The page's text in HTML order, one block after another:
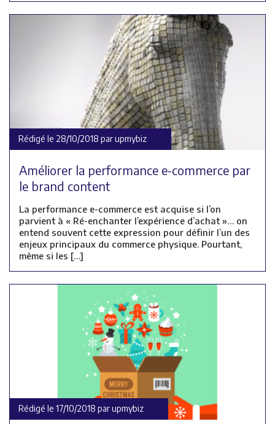
Rédigé le 28/10/2018 par upmybiz
Améliorer la performance e-commerce par
le brand content
La performance e-commerce est acquise si l’on
parvient à « Ré-enchanter l’expérience d’achat »… on
entend souvent cette expression pour définir l’un des
enjeux principaux du commerce physique. Pourtant,
même si les […]
Rédigé le 17/10/2018 par upmybiz